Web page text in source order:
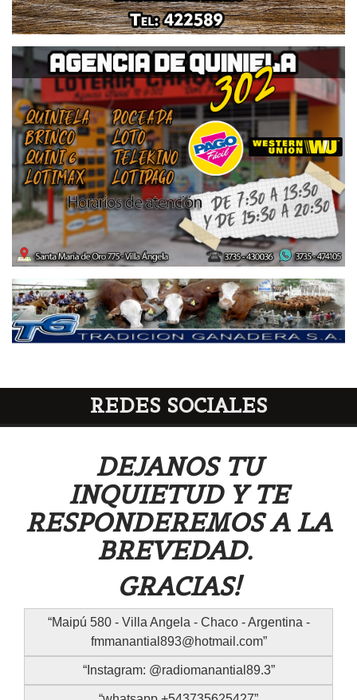
REDES SOCIALES
DEJANOS TU
INQUIETUD Y TE
RESPONDEREMOS A LA
BREVEDAD.
GRACIAS!
Maipú 580 - Villa Angela - Chaco - Argentina -
fmmanantial893@hotmail.com
Instagram: @radiomanantial89.3